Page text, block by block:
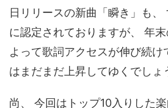
日リリースの新曲「瞬き」も、
に認定されておりますが、 年
よって歌詞アクセスが伸び続け
はまだまだ上昇してゆくでしょ
尚、 今回はトップ10入りした